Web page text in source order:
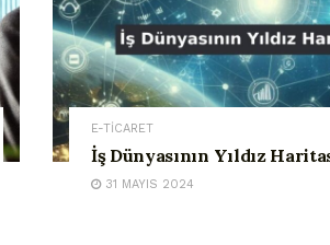
E-TİCARET
İş Dünyasının Yıldız
31 MAYIS 2024